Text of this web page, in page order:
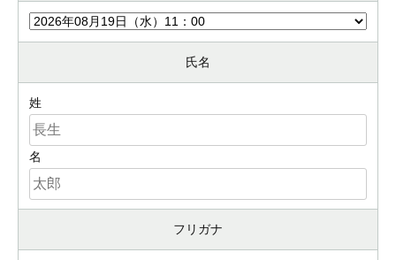
氏名
姓
名
フリガナ